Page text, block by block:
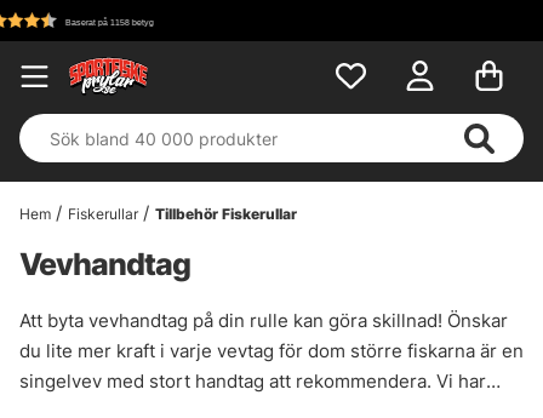
Hem Fiskerullar Tillbehör Fiskerullar
Vevhandtag
Att byta vevhandtag på din rulle kan göra skillnad! Önskar
du lite mer kraft i varje vevtag för dom större fiskarna är en
singelvev med stort handtag att rekommendera. Vi har